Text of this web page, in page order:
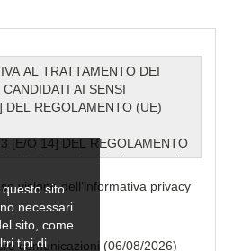
visione dell’informativa privacy
comunicazioni (06/08/2026)
sito
necessari
sito, come
tipi di